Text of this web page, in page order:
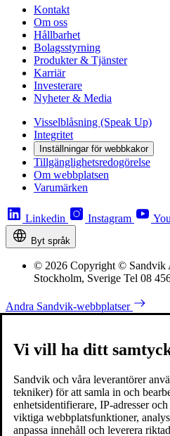
Kontakt
Om oss
Hållbarhet
Bolagsstyrning
Produkter & Tjänster
Karriär
Investerare
Nyheter & Media
Visselblåsning (Speak Up)
Integritet
Inställningar för webbkakor
Tillgänglighetsredogörelse
Om webbplatsen
Varumärken
Linkedin Instagram
Byt språk
© 2026 Copyright © Sandvik
Stockholm, Sverige Tel 08
Andra Sandvik-webbplatser
Vi vill ha ditt
Sandvik och våra leverantörer
tekniker) för att samla in och
enhetsidentifierare, IP-adresser
viktiga webbplatsfunktioner,
anpassa innehåll och leverera